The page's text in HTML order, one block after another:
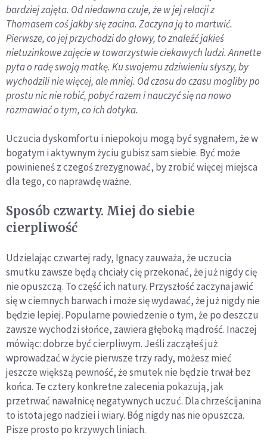
bardziej zajęta. Od niedawna czuje, że w jej relacji z
Thomasem coś jakby się zacina. Zaczyna ją to martwić.
Pierwsze, co jej przychodzi do głowy, to znaleźć jakieś
nietuzinkowe zajęcie w towarzystwie ciekawych ludzi. Annette
pyta o radę swoją matkę. Ku swojemu zdziwieniu słyszy, by
wychodzili nie więcej, ale mniej. Od czasu do czasu mogliby po
prostu nic nie robić, pobyć razem i nauczyć się na nowo
rozmawiać o tym, co ich dotyka.
Uczucia dyskomfortu i niepokoju mogą być sygnałem, że w
bogatym i aktywnym życiu gubisz sam siebie. Być może
powinieneś z czegoś zrezygnować, by zrobić więcej miejsca
dla tego, co naprawdę ważne.
Sposób czwarty. Miej do siebie
cierpliwość
Udzielając czwartej rady, Ignacy zauważa, że uczucia
smutku zawsze będą chciały cię przekonać, że już nigdy cię
nie opuszczą. To część ich natury. Przyszłość zaczyna jawić
się w ciemnych barwach i może się wydawać, że już nigdy nie
będzie lepiej. Popularne powiedzenie o tym, że po deszczu
zawsze wychodzi słońce, zawiera głęboką mądrość. Inaczej
mówiąc: dobrze być cierpliwym. Jeśli zacząłeś już
wprowadzać w życie pierwsze trzy rady, możesz mieć
jeszcze większą pewność, że smutek nie będzie trwał bez
końca. Te cztery konkretne zalecenia pokazują, jak
przetrwać nawałnicę negatywnych uczuć. Dla chrześcijanina
to istota jego nadziei i wiary. Bóg nigdy nas nie opuszcza.
Pisze prosto po krzywych liniach.